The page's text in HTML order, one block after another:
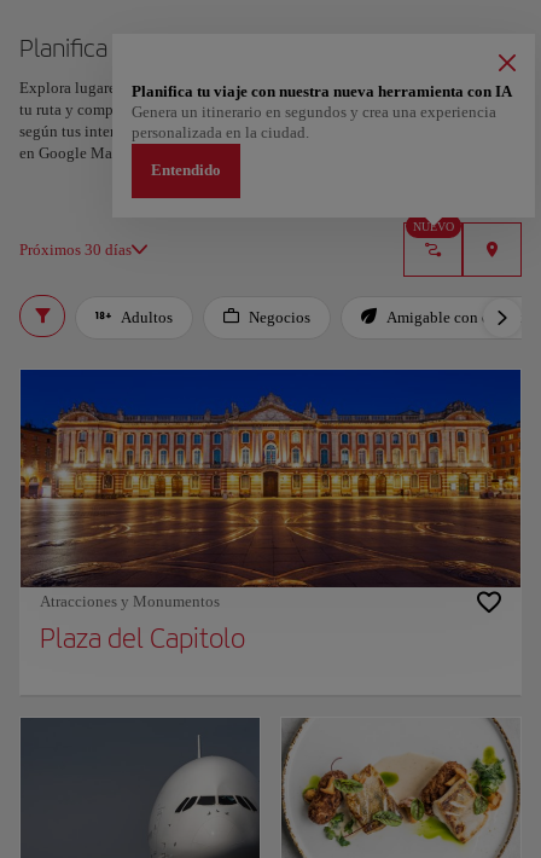
Planifica tu viaje a Toulouse
Explora lugares, experiencias y marca con el corazón tus favoritos para crear
tu ruta y compartirla. ¿Quieres más ideas? Obtén un itinerario personalizado
según tus intereses y la duración de tu viaje: en sólo dos pasos y descargable
en Google Maps.
Próximos 30 días
NUEVO
Planifica tu viaje con nuestra nueva herramienta con IA
Genera un itinerario en segundos y crea una experiencia
personalizada en la ciudad.
Entendido
Adultos Negocios Amigable con el
Atracciones y Monumentos
Plaza del Capitolo